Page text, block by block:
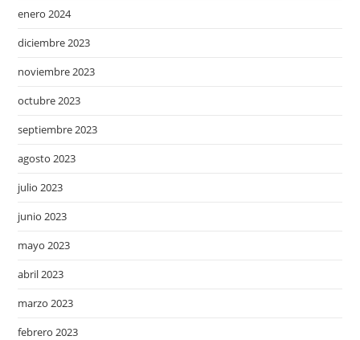
enero 2024
diciembre 2023
noviembre 2023
octubre 2023
septiembre 2023
agosto 2023
julio 2023
junio 2023
mayo 2023
abril 2023
marzo 2023
febrero 2023